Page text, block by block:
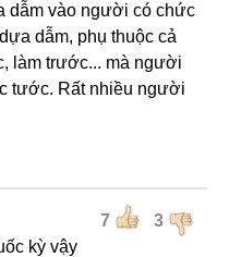
dẫm vào người có chức
dẫm, phụ thuộc cả
làm trước... mà người
tước. Rất nhiều người
7 3
kỳ vậy